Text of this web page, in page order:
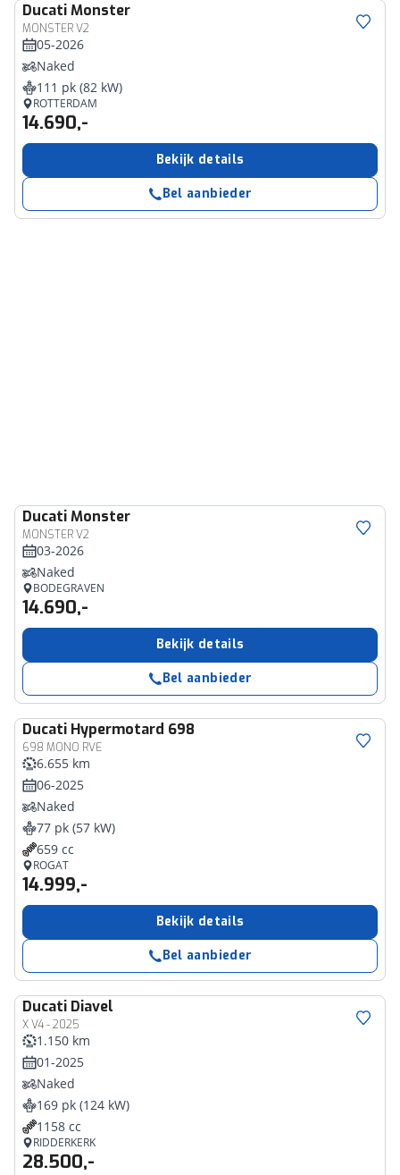
DucatiMonster
MONSTER V2
05-2026
Naked
111 pk (82 kW)
ROTTERDAM
14.690,-
Bekijk details
Bel aanbieder
DucatiMonster
MONSTER V2
03-2026
Naked
BODEGRAVEN
14.690,-
Bekijk details
Bel aanbieder
Ducati Hypermotard 698
698 MONO RVE
6.655 km
06-2025
Naked
77 pk (57 kW)
659 cc
ROGAT
14.999,-
Bekijk details
Bel aanbieder
Ducati Diavel
X V4 - 2025
1.150 km
01-2025
Naked
169 pk (124 kW)
1158 cc
RIDDERKERK
28.500,-